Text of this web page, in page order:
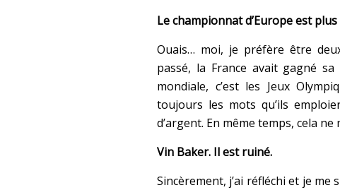
Le championnat d’Europe est plus
Ouais… moi, je préfère être
passé, la France avait gagné
mondiale, c’est les Jeux
toujours les mots qu’ils
d’argent. En même temps, cela ne
Vin Baker. Il est ruiné.
Sincèrement, j’ai réfléchi et je me